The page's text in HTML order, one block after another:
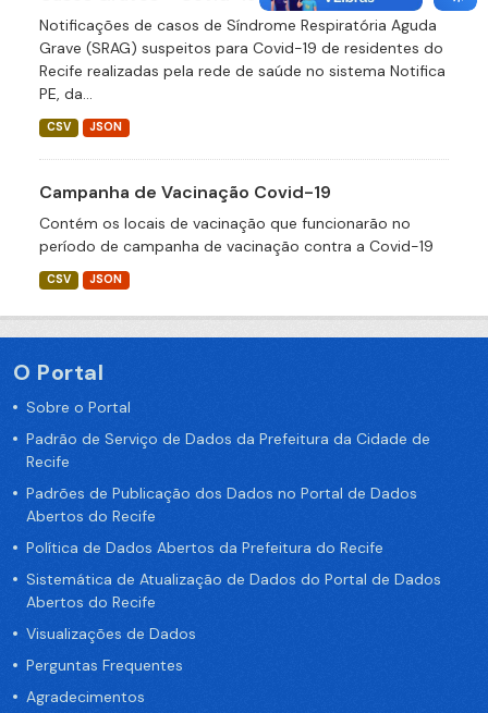
Notificações de casos de Síndrome Respiratória Aguda
Grave (SRAG) suspeitos para Covid-19 de residentes do
Recife realizadas pela rede de saúde no sistema Notifica
PE, da...
CSV JSON
Campanha de Vacinação Covid-19
Contém os locais de vacinação que funcionarão no
período de campanha de vacinação contra a Covid-19
CSV JSON
O Portal
Sobre o Portal
Padrão de Serviço de Dados da Prefeitura da Cidade de
Recife
Padrões de Publicação dos Dados no Portal de Dados
Abertos do Recife
Política de Dados Abertos da Prefeitura do Recife
Sistemática de Atualização de Dados do Portal de Dados
Abertos do Recife
Visualizações de Dados
Perguntas Frequentes
Agradecimentos